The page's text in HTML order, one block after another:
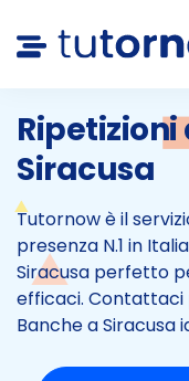
Ripetizioni
Siracusa
Tutornow è il
presenza N.1 in
Siracusa perfetto
efficaci. Contattaci
Banche a Siracusa